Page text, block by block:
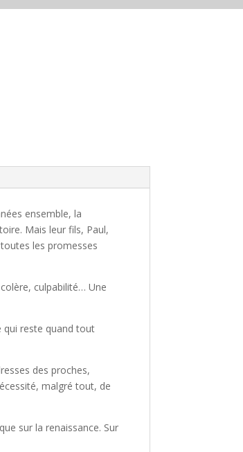
ensemble, la
Mais leur fils, Paul,
les promesses
culpabilité… Une
qui reste quand tout
des proches,
malgré tout, de
sur la renaissance. Sur